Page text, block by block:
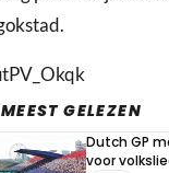
MEEST GELEZEN
Dutch GP
voor